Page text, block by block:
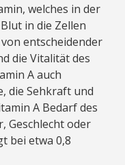
welches in der
in die Zellen
entscheidender
die Vitalität des
A auch
die Sehkraft und
A Bedarf des
Geschlecht oder
bei etwa 0,8